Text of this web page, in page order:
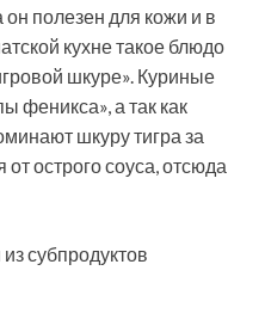
полезен для кожи и в
кухне такое блюдо
шкуре». Куриные
феникса», а так как
шкуру тигра за
острого соуса, отсюда
субпродуктов